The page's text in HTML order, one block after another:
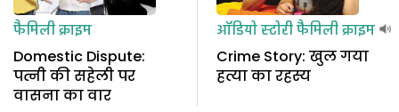
फैमिली क्राइम
Domestic Dispute:
पत्नी की सहेली पर
वासना का वार
ऑडियो स्टोरीफैमिली क्राइम
Crime Story: खुल गया
हत्या का रहस्य